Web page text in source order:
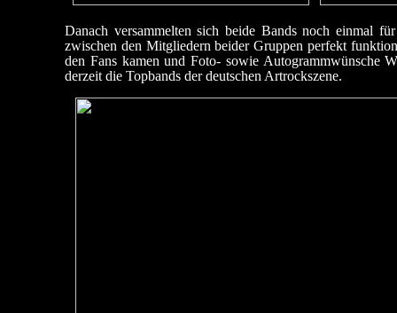
Danach versammelten sich beide Bands noch einmal
zwischen den Mitgliedern beider Gruppen perfekt
den Fans kamen und Foto- sowie Autogrammwünsche
derzeit die Topbands der deutschen Artrockszene.